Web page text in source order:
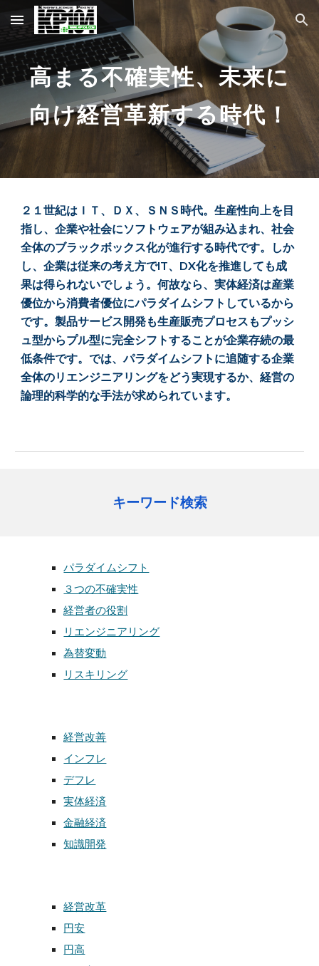
Skip to main content Skip to navigation
高まる不確実性、未来に
向け経営革新する時代！
２１世紀はＩＴ、ＤＸ、ＳＮＳ時代。生産性向上を目
指し、企業や社会にソフトウェアが組み込まれ、社会
全体のブラックボックス化が進行する時代です。しか
し、企業は従来の考え方でIT、DX化を推進しても成
果は得られないでしょう。何故なら、実体経済は産業
優位から消費者優位にパラダイムシフトしているから
です。製品サービス開発も生産販売プロセスもプッシ
ュ型からプル型に完全シフトすることが企業存続の最
低条件です。では、パラダイムシフトに追随する企業
全体のリエンジニアリングをどう実現するか、経営の
論理的科学的な手法が求められています。
キーワード検索
パラダイムシフト
３つの不確実性
経営者の役割
リエンジニアリング
為替変動
リスキリング
経営改善
インフレ
デフレ
実体経済
金融経済
知識開発
経営改革
円安
円高